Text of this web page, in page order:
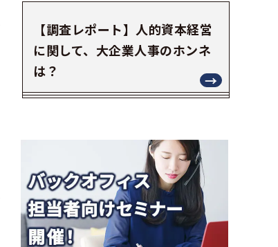
【調査レポート】人的資本経営
に関して、大企業人事のホンネ
は？